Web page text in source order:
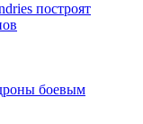
построят
боевым